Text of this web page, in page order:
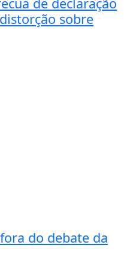
sobre
do debate da